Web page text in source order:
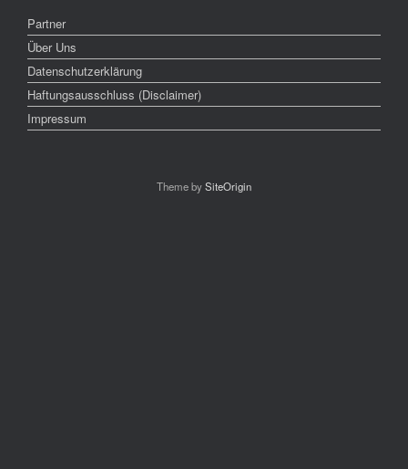
Partner
Über Uns
Datenschutzerklärung
Haftungsausschluss (Disclaimer)
Impressum
Theme bySiteOrigin